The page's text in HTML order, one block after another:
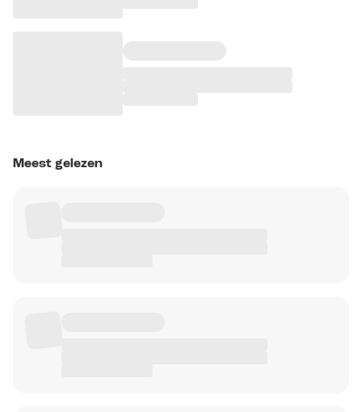
Meest gelezen